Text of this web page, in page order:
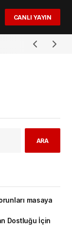
CANLI YAYIN
ARA
masaya
Dostluğu İçin